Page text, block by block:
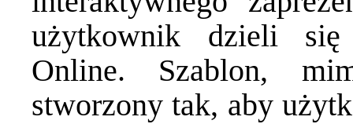
użytkownik dzieli się
Online. Szablon,
stworzony tak, aby